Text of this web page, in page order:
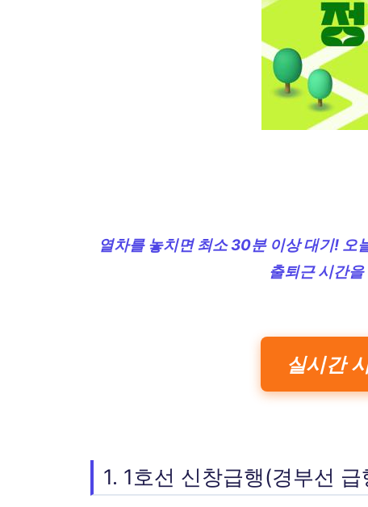
열차를 놓치면 최소 30분 이상 대기! 오
출퇴근 시간
실시간
1. 1호선 신창급행(경부선